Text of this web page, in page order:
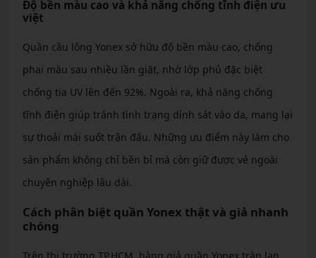
Độ bền màu cao và khả năng chống tĩnh điện ưu
việt
Quần cầu lông Yonex sở hữu độ bền màu cao, chống
phai màu sau nhiều lần giặt, nhờ lớp phủ đặc biệt
chống tia UV lên đến 92%. Ngoài ra, khả năng chống
tĩnh điện giúp tránh tình trạng dính sát vào da, mang lại
sự thoải mái suốt trận đấu. Những ưu điểm này làm cho
sản phẩm không chỉ bền bỉ mà còn giữ được vẻ ngoài
chuyên nghiệp lâu dài.
Cách phân biệt quần Yonex thật và giả nhanh
chóng